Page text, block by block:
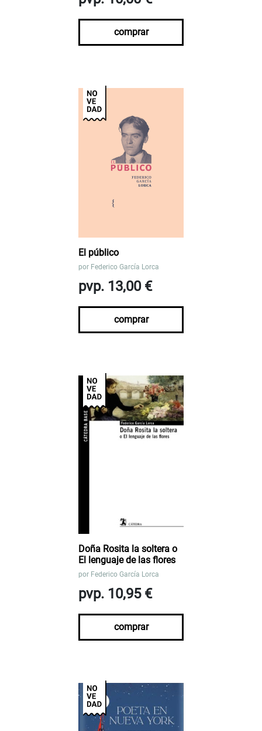
comprar
El público
por Federico García Lorca
pvp. 13,00 €
comprar
Doña Rosita la soltera o
El lenguaje de las flores
por Federico García Lorca
pvp. 10,95 €
comprar